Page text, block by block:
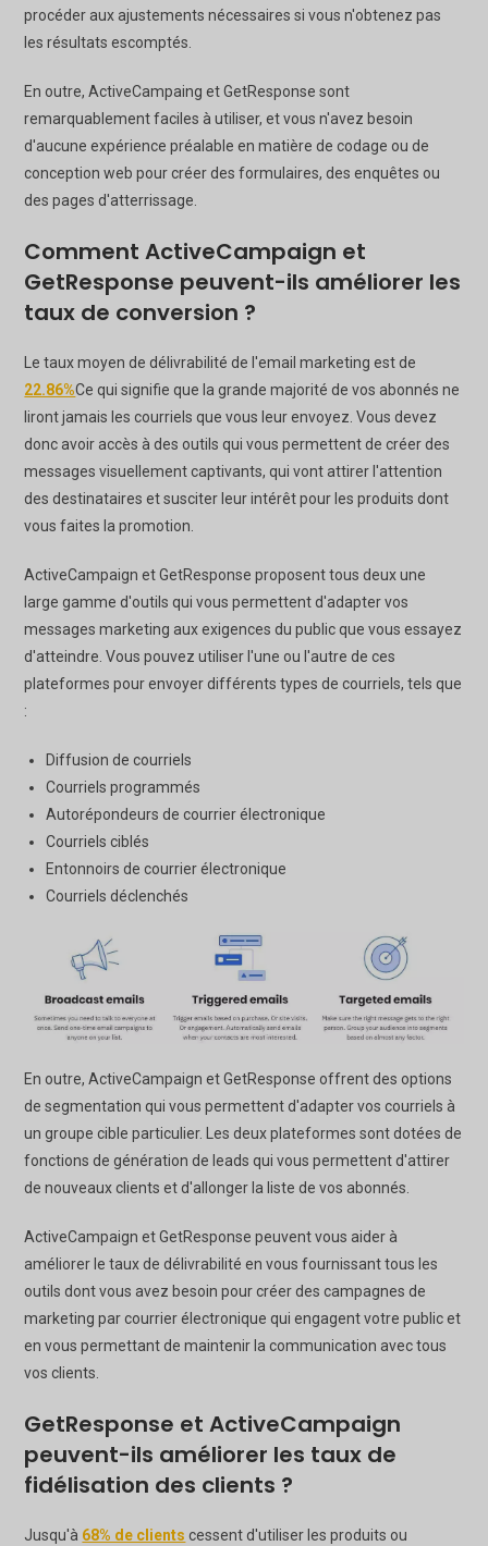
procéder aux ajustements nécessaires si vous n'obtenez pas
les résultats escomptés.
En outre, ActiveCampaing et GetResponse sont
remarquablement faciles à utiliser, et vous n'avez besoin
d'aucune expérience préalable en matière de codage ou de
conception web pour créer des formulaires, des enquêtes ou
des pages d'atterrissage.
Comment ActiveCampaign et
GetResponse peuvent-ils améliorer les
taux de conversion ?
Le taux moyen de délivrabilité de l'email marketing est de
22.86%Ce qui signifie que la grande majorité de vos abonnés ne
liront jamais les courriels que vous leur envoyez. Vous devez
donc avoir accès à des outils qui vous permettent de créer des
messages visuellement captivants, qui vont attirer l'attention
des destinataires et susciter leur intérêt pour les produits dont
vous faites la promotion.
ActiveCampaign et GetResponse proposent tous deux une
large gamme d'outils qui vous permettent d'adapter vos
messages marketing aux exigences du public que vous essayez
d'atteindre. Vous pouvez utiliser l'une ou l'autre de ces
plateformes pour envoyer différents types de courriels, tels que
:
Diffusion de courriels
Courriels programmés
Autorépondeurs de courrier électronique
Courriels ciblés
Entonnoirs de courrier électronique
Courriels déclenchés
En outre, ActiveCampaign et GetResponse offrent des options
de segmentation qui vous permettent d'adapter vos courriels à
un groupe cible particulier. Les deux plateformes sont dotées de
fonctions de génération de leads qui vous permettent d'attirer
de nouveaux clients et d'allonger la liste de vos abonnés.
ActiveCampaign et GetResponse peuvent vous aider à
améliorer le taux de délivrabilité en vous fournissant tous les
outils dont vous avez besoin pour créer des campagnes de
marketing par courrier électronique qui engagent votre public et
en vous permettant de maintenir la communication avec tous
vos clients.
GetResponse et ActiveCampaign
peuvent-ils améliorer les taux de
fidélisation des clients ?
Jusqu'à 68% de clients cessent d'utiliser les produits ou